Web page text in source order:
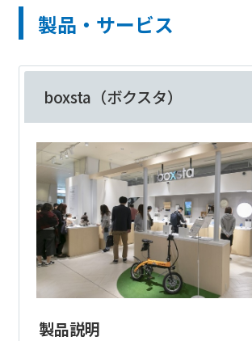
製品・サービス
boxsta（ボクスタ）
製品説明